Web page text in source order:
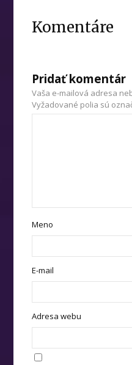
Komentáre
Pridať komentár
Vaša e-mailová adresa
Vyžadované polia sú
Meno
E-mail
Adresa webu